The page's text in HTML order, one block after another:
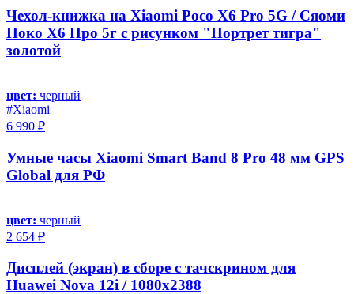
Чехол-книжка на Xiaomi Poco X6 Pro 5G / Сяоми
Поко Х6 Про 5г с рисунком "Портрет тигра"
золотой
цвет: черный
#Xiaomi
6 990 ₽
Умные часы Xiaomi Smart Band 8 Pro 48 мм GPS
Global для РФ
цвет: черный
2 654 ₽
Дисплей (экран) в сборе с тачскрином для
Huawei Nova 12i / 1080x2388